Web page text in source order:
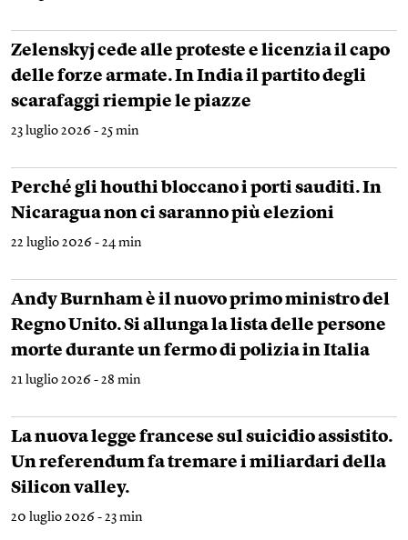
Zelenskyj cede alle proteste e licenzia il capo
delle forze armate. In India il partito degli
scarafaggi riempie le piazze
23 luglio 2026 - 25 min
Perché gli houthi bloccano i porti sauditi. In
Nicaragua non ci saranno più elezioni
22 luglio 2026 - 24 min
Andy Burnham è il nuovo primo ministro del
Regno Unito. Si allunga la lista delle persone
morte durante un fermo di polizia in Italia
21 luglio 2026 - 28 min
La nuova legge francese sul suicidio assistito.
Un referendum fa tremare i miliardari della
Silicon valley.
20 luglio 2026 - 23 min